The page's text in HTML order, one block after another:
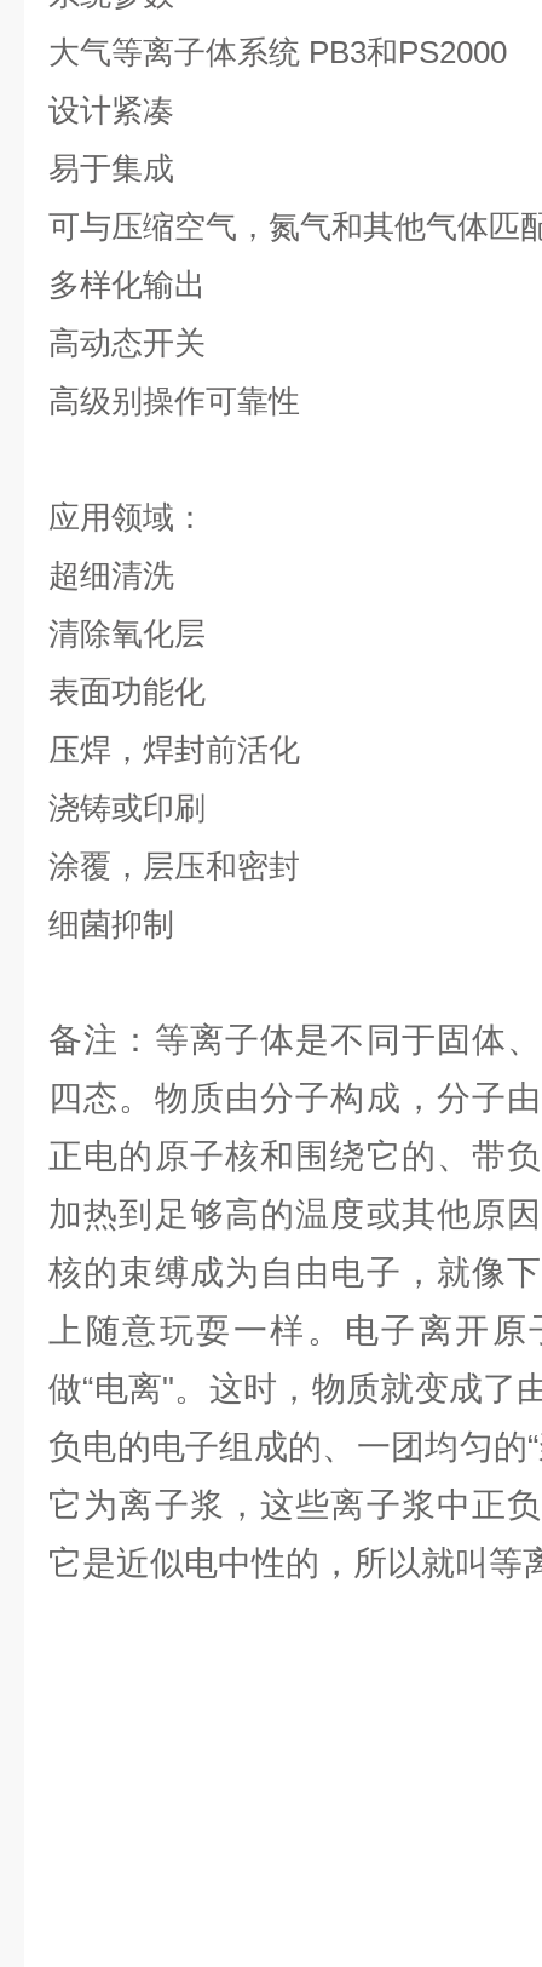
大气等离子体系统 PB3和PS2000
设计紧凑
易于集成
可与压缩空气，氮气和其他气体匹
多样化输出
高动态开关
高级别操作可靠性
应用领域：
超细清洗
清除氧化层
表面功能化
压焊，焊封前活化
浇铸或印刷
涂覆，层压和密封
细菌抑制
备注：等离子体是不同于固体
四态。物质由分子构成，分子
正电的原子核和围绕它的、带
加热到足够高的温度或其他原
核的束缚成为自由电子，就像
上随意玩耍一样。电子离开
做“电离"。这时，物质就变成了
负电的电子组成的、一团均匀的
它为离子浆，这些离子浆中正
它是近似电中性的，所以就叫等